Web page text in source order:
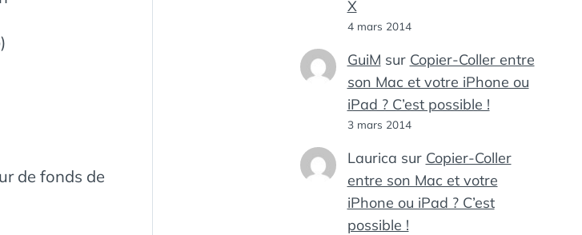
de fonds de
X
4 mars 2014
GuiM sur Copier-Coller entre
son Mac et votre iPhone ou
iPad ? C’est possible !
3 mars 2014
Laurica sur Copier-Coller
entre son Mac et votre
iPhone ou iPad ? C’est
possible !